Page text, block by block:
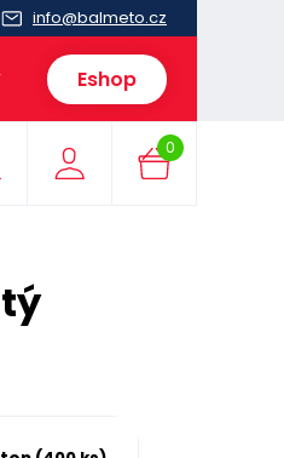
info@balmeto.cz
Eshop
0